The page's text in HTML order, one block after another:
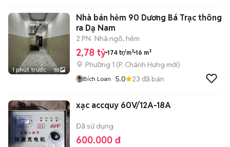
1 phút trước 10
Nhà bán hẻm 90 Dương Bá Trạc thông
ra Dạ Nam
2 PN Nhà ngõ, hẻm
2,78 tỷ 174 tr/m² 16 m²
Phường 1 (P. Chánh Hưng mới)
Bích Loan 5.0 23 đã bán
xạc accquy 60V/12A-18A
Đã sử dụng
600.000 đ